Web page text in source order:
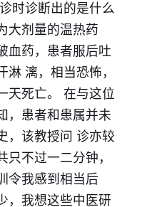
时诊断出的是什么
大剂量的温热药
血药，患者服后吐
漓，相当恐怖，
天死亡。 在与这位
，患者和患属并未
，该教授问 诊亦较
不过一二分钟，
令我感到相当后
，我想这些中医研